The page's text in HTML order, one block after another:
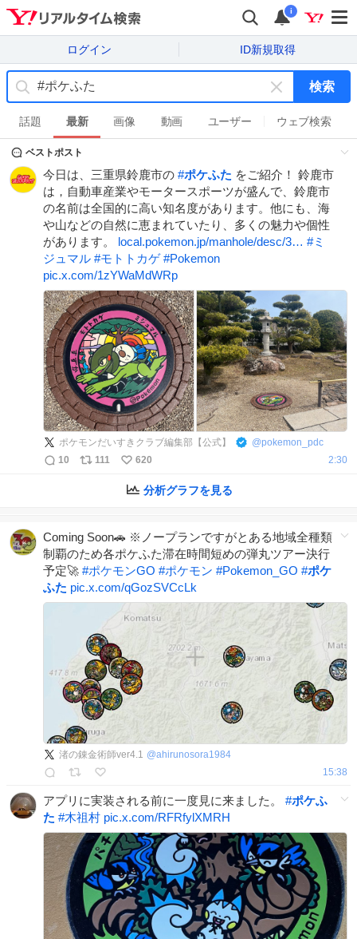
i
ログイン ID新規取得
キ
ー
ワ
ド
を
消
す
検索
話題 最新 画像 動画 ユーザー ウェブ検索
ベストポスト
今日は、三重県鈴鹿市の #ポケふた をご紹介！ 鈴鹿市
は，自動車産業やモータースポーツが盛んで、鈴鹿市
の名前は全国的に高い知名度があります。他にも、海
や山などの自然に恵まれていたり、多くの魅力や個性
があります。 local.pokemon.jp/manhole/desc/3… #ミ
ジュマル #モトトカゲ #Pokemon
pic.x.com/1zYWaMdWRp
ポケモンだいすきクラブ編集部【公式】 @pokemon_pdc
10
111 620 2:30
分析グラフを見る
Coming Soon🚗 ※ノープランですがとある地域全種類
制覇のため各ポケふた滞在時間短めの弾丸ツアー決行
予定🚀 #ポケモンGO #ポケモン #Pokemon_GO #ポケ
ふた pic.x.com/qGozSVCcLk
渚の錬金術師ver4.1 @ahirunosora1984
15:38
アプリに実装される前に一度見に来ました。 #ポケふ
た #木祖村 pic.x.com/RFRfylXMRH